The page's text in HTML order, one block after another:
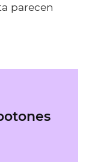
parecen